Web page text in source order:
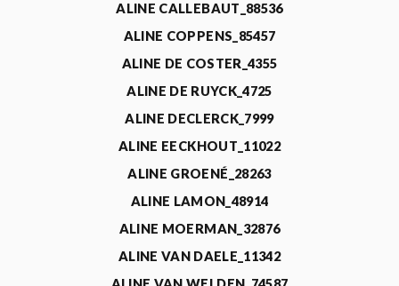
ALINE CALLEBAUT_88536
ALINE COPPENS_85457
ALINE DE COSTER_4355
ALINE DE RUYCK_4725
ALINE DECLERCK_7999
ALINE EECKHOUT_11022
ALINE GROENÉ_28263
ALINE LAMON_48914
ALINE MOERMAN_32876
ALINE VAN DAELE_11342